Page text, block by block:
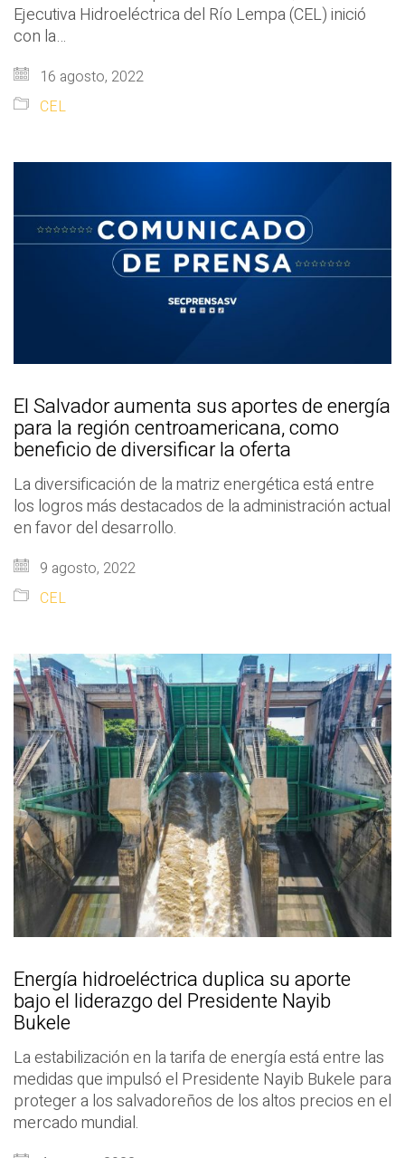
Ejecutiva Hidroeléctrica del Río Lempa (CEL) inició
con la…
16 agosto, 2022
CEL
El Salvador aumenta sus aportes de energía
para la región centroamericana, como
beneficio de diversificar la oferta
La diversificación de la matriz energética está entre
los logros más destacados de la administración actual
en favor del desarrollo.
9 agosto, 2022
CEL
Energía hidroeléctrica duplica su aporte
bajo el liderazgo del Presidente Nayib
Bukele
La estabilización en la tarifa de energía está entre las
medidas que impulsó el Presidente Nayib Bukele para
proteger a los salvadoreños de los altos precios en el
mercado mundial.